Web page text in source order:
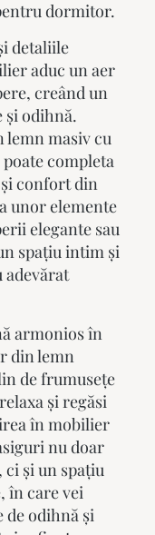
dormitor.
detaliile
aduc un aer
creând un
și odihnă.
masiv cu
completa
confort din
unor elemente
elegante sau
spațiu intim și
adevărat
armonios în
din lemn
de frumusețe
și regăsi
în mobilier
nu doar
și un spațiu
în care vei
de odihnă și